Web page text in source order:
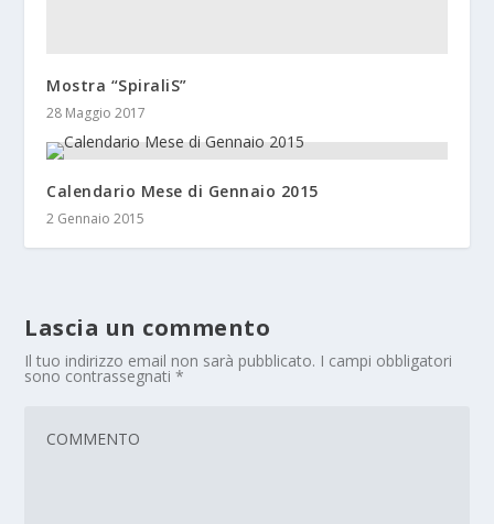
Mostra “SpiraliS”
28 Maggio 2017
Calendario Mese di Gennaio 2015
2 Gennaio 2015
Lascia un commento
Il tuo indirizzo email non sarà pubblicato. I campi obbligatori
sono contrassegnati*